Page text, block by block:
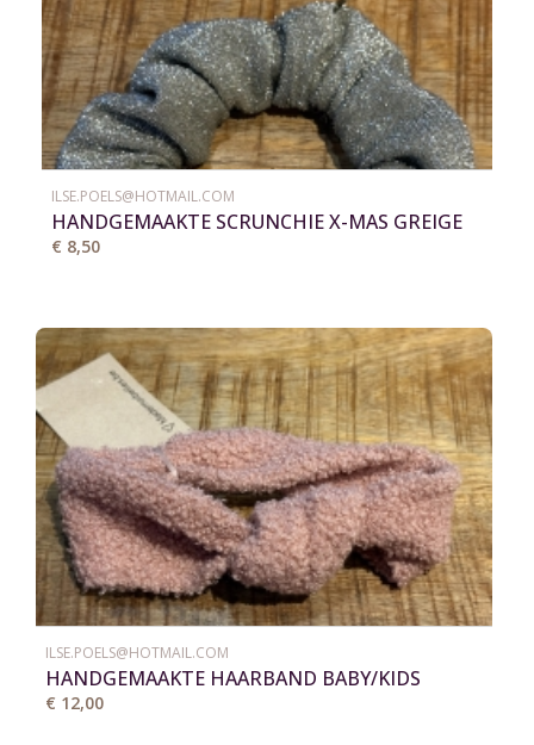
ILSE.POELS@HOTMAIL.COM
HANDGEMAAKTE SCRUNCHIE X-MAS GREIGE
€ 8,50
ILSE.POELS@HOTMAIL.COM
HANDGEMAAKTE HAARBAND BABY/KIDS
TEDDY
€ 12,00